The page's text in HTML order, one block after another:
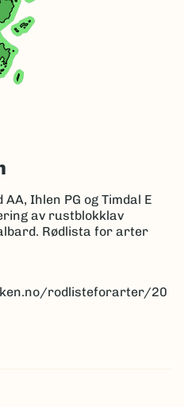
AA, Ihlen PG og Timdal E
av rustblokklav
Rødlista for arter
rodlisteforarter/20